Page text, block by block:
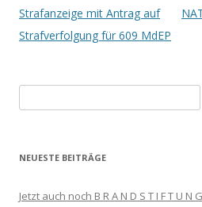
Navigation
Strafanzeige mit Antrag auf
Strafverfolgung für 609 MdEP
nach:
NEUESTE BEITRÄGE
Jetzt auch noch B R A N D S T I F T U